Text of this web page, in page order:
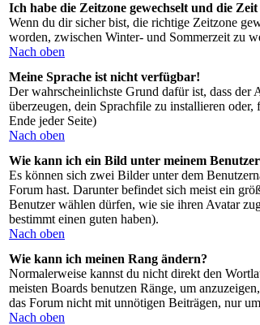
Ich habe die Zeitzone gewechselt und die
Wenn du dir sicher bist, die richtige Zeitzone
worden, zwischen Winter- und Sommerzeit zu
Nach oben
Meine Sprache ist nicht verfügbar!
Der wahrscheinlichste Grund dafür ist, dass der
überzeugen, dein Sprachfile zu installieren
Ende jeder Seite)
Nach oben
Wie kann ich ein Bild unter meinem
Es können sich zwei Bilder unter dem
Forum hast. Darunter befindet sich meist ein
Benutzer wählen dürfen, wie sie ihren Avatar
bestimmt einen guten haben).
Nach oben
Wie kann ich meinen Rang ändern?
Normalerweise kannst du nicht direkt den
meisten Boards benutzen Ränge, um
das Forum nicht mit unnötigen Beiträgen, nur
Nach oben